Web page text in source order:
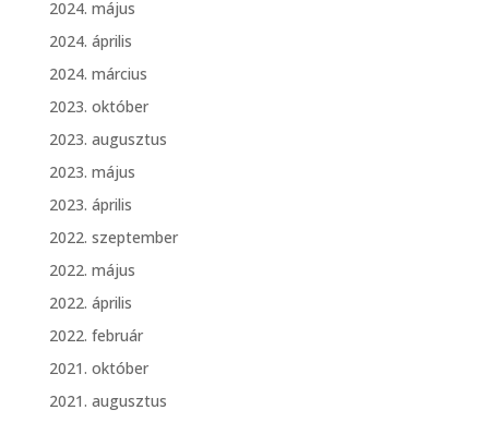
2024. május
2024. április
2024. március
2023. október
2023. augusztus
2023. május
2023. április
2022. szeptember
2022. május
2022. április
2022. február
2021. október
2021. augusztus